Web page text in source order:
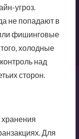
угроз.
не попадают в
фишинговые
холодные
над
сторон.
Для